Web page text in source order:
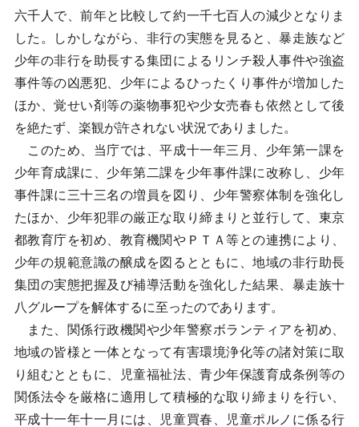
六千人で、前年と比較して約一千七百人の減少となりま
した。しかしながら、非行の実態を見ると、暴走族など
少年の非行を助長する集団によるリンチ殺人事件や強盗
事件等の凶悪犯、少年によるひったくり事件が増加した
ほか、覚せい剤等の薬物事犯や少女売春も依然として後
を絶たず、楽観が許されない状況でありました。
このため、当庁では、平成十一年三月、少年第一課を
少年育成課に、少年第二課を少年事件課に改称し、少年
事件課に三十三名の増員を図り、少年警察体制を強化し
たほか、少年犯罪の厳正な取り締まりと並行して、東京
都教育庁を初め、教育機関やＰＴＡ等との連携により、
少年の規範意識の醸成を図るとともに、地域の非行助長
集団の実態把握及び補導活動を強化した結果、暴走族十
八グループを解体するに至ったのであります。
また、関係行政機関や少年警察ボランティアを初め、
地域の皆様と一体となって有害環境浄化等の諸対策に取
り組むとともに、児童福祉法、青少年保護育成条例等の
関係法令を厳格に適用して積極的な取り締まりを行い、
平成十一年十一月には、児童買春、児童ポルノに係る行